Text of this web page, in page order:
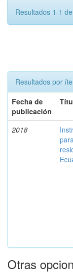
Resultados 1-1
Resultados por
Fecha de
publicación
2018
Otras